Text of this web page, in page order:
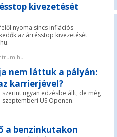
kivezetését
nyoma sincs inflációs
az árrésstop kivezetését
nem láttuk a pályán:
karrierjével?
ugyan edzésbe állt, de még
US Openen.
a benzinkutakon